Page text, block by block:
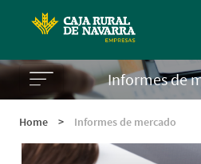
Informes de
Home > Informes de mercado